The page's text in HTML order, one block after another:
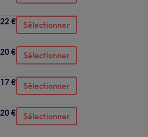
22 € Sélectionner
20 € Sélectionner
17 € Sélectionner
20 € Sélectionner